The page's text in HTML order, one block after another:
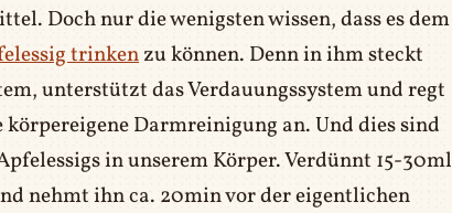
Doch nur die wenigsten wissen, dass es dem
trinkenzu können. Denn in ihm steckt
unterstützt das Verdauungssystem und regt
Darmreinigung an. Und dies sind
in unserem Körper. Verdünnt 15-30ml
nehmt ihn ca. 20min vor der eigentlichen